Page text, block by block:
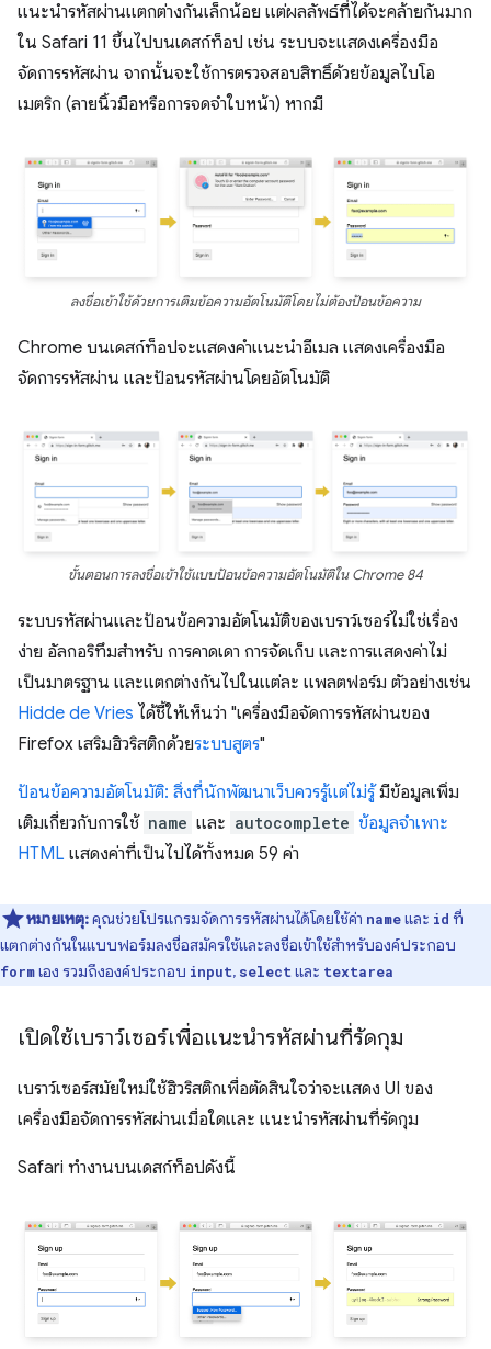
แนะนำรหัสผ่านแตกต่างกันเล็กน้อย แต่ผลลัพธ์ที่ได้จะคล้ายกันมาก
ใน Safari 11 ขึ้นไปบนเดสก์ท็อป เช่น ระบบจะแสดงเครื่องมือ
จัดการรหัสผ่าน จากนั้นจะใช้การตรวจสอบสิทธิ์ด้วยข้อมูลไบโอ
เมตริก (ลายนิ้วมือหรือการจดจำใบหน้า) หากมี
ลงชื่อเข้าใช้ด้วยการเติมข้อความอัตโนมัติโดยไม่ต้องป้อนข้อความ
Chrome บนเดสก์ท็อปจะแสดงคำแนะนำอีเมล แสดงเครื่องมือ
จัดการรหัสผ่าน และป้อนรหัสผ่านโดยอัตโนมัติ
ขั้นตอนการลงชื่อเข้าใช้แบบป้อนข้อความอัตโนมัติใน Chrome 84
ระบบรหัสผ่านและป้อนข้อความอัตโนมัติของเบราว์เซอร์ไม่ใช่เรื่อง
ง่าย อัลกอริทึมสําหรับ การคาดเดา การจัดเก็บ และการแสดงค่าไม่
เป็นมาตรฐาน และแตกต่างกันไปในแต่ละ แพลตฟอร์ม ตัวอย่างเช่น
Hidde de Vries ได้ชี้ให้เห็นว่า "เครื่องมือจัดการรหัสผ่านของ
Firefox เสริมฮิวริสติกด้วยระบบสูตร"
ป้อนข้อความอัตโนมัติ: สิ่งที่นักพัฒนาเว็บควรรู้แต่ไม่รู้มีข้อมูลเพิ่ม
เติมเกี่ยวกับการใช้ name และ autocomplete ข้อมูลจำเพาะ
HTML แสดงค่าที่เป็นไปได้ทั้งหมด 59 ค่า
หมายเหตุ:คุณช่วยโปรแกรมจัดการรหัสผ่านได้โดยใช้ค่า nameและ id ที่
แตกต่างกันในแบบฟอร์มลงชื่อสมัครใช้และลงชื่อเข้าใช้สำหรับองค์ประกอบ
formเอง รวมถึงองค์ประกอบ input, select และ textarea
เปิดใช้เบราว์เซอร์เพื่อแนะนำรหัสผ่านที่รัดกุม
เบราว์เซอร์สมัยใหม่ใช้ฮิวริสติกเพื่อตัดสินใจว่าจะแสดง UI ของ
เครื่องมือจัดการรหัสผ่านเมื่อใดและ แนะนำรหัสผ่านที่รัดกุม
Safari ทำงานบนเดสก์ท็อปดังนี้